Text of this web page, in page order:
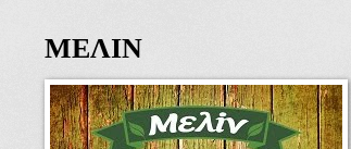
ΜΕΛΙΝ